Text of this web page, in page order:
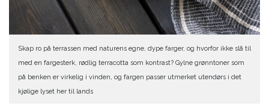
Skap ro på terrassen med naturens egne, dype farger, og hvorfor ikke slå til
med en fargesterk, rødlig terracotta som kontrast? Gylne grønntoner som
på benken er virkelig i vinden, og fargen passer utmerket utendørs i det
kjølige lyset her til lands